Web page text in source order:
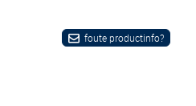
foute productinfo?